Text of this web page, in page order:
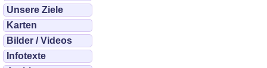
Unsere Ziele
Karten
Bilder / Videos
Infotexte